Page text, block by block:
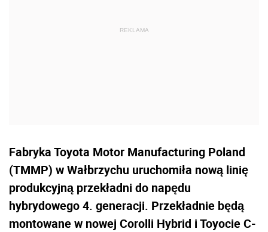
Fabryka Toyota Motor Manufacturing Poland
(TMMP) w Wałbrzychu uruchomiła nową linię
produkcyjną przekładni do napędu
hybrydowego 4. generacji. Przekładnie będą
montowane w nowej Corolli Hybrid i Toyocie C-